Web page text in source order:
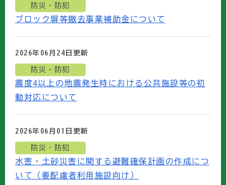
防災・防犯
ブロック塀等撤去事業補助金について
2026年06月24日 更新
防災・防犯
震度4以上の地震発生時における公共施設等の初
動対応について
2026年06月01日 更新
防災・防犯
水害・土砂災害に関する避難確保計画の作成につ
いて（要配慮者利用施設向け）